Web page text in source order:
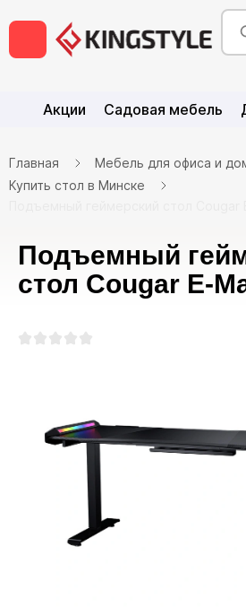
Акции Садовая мебель
Главная
Мебель для офиса и
Купить стол в Минске
Подъемный
стол Cougar E-